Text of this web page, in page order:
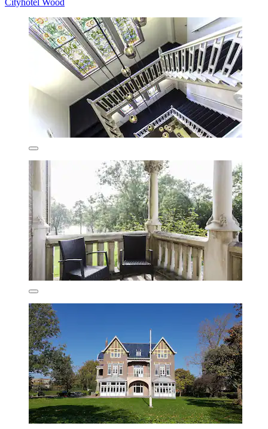
Cityhotel Wood